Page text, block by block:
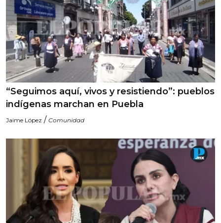
“Seguimos aquí, vivos y resistiendo”: pueblos
indígenas marchan en Puebla
Jaime López / Comunidad